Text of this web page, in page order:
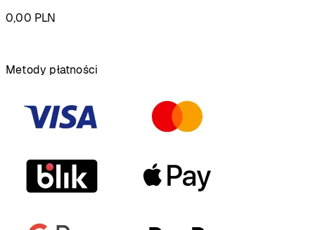
0,00 PLN
Metody płatności